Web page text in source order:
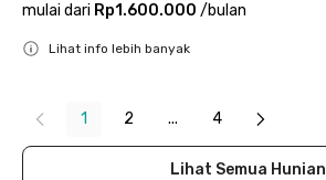
mulai dari Rp1.600.000 /bulan
Lihat info lebih banyak
1 2 ... 4
Lihat Semua Hunian